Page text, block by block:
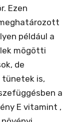
Ezen
például a
mögötti
de
tünetek is,
a
E vitamint ,